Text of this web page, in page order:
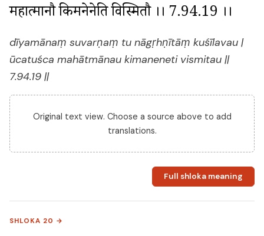
महात्मानौ किमनेनेति विस्मितौ ।। 7.94.19 ।।
dīyamānaṃ suvarṇaṃ tu nāgṛhṇītāṃ kuśīlavau |
ūcatuśca mahātmānau kimaneneti vismitau ||
7.94.19 ||
Original text view. Choose a source above to add
translations.
Full shloka meaning
SHLOKA 20 →